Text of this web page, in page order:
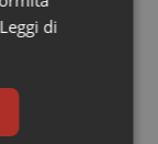
in
Leggi di